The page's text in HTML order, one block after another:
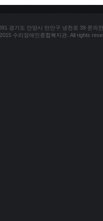
경기도 안양시 만안구 냉천로 39 문의
수리장애인종합복지관. All rights